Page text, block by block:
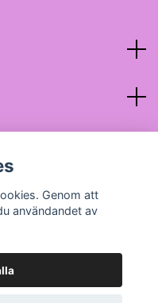
Genom att
användandet av